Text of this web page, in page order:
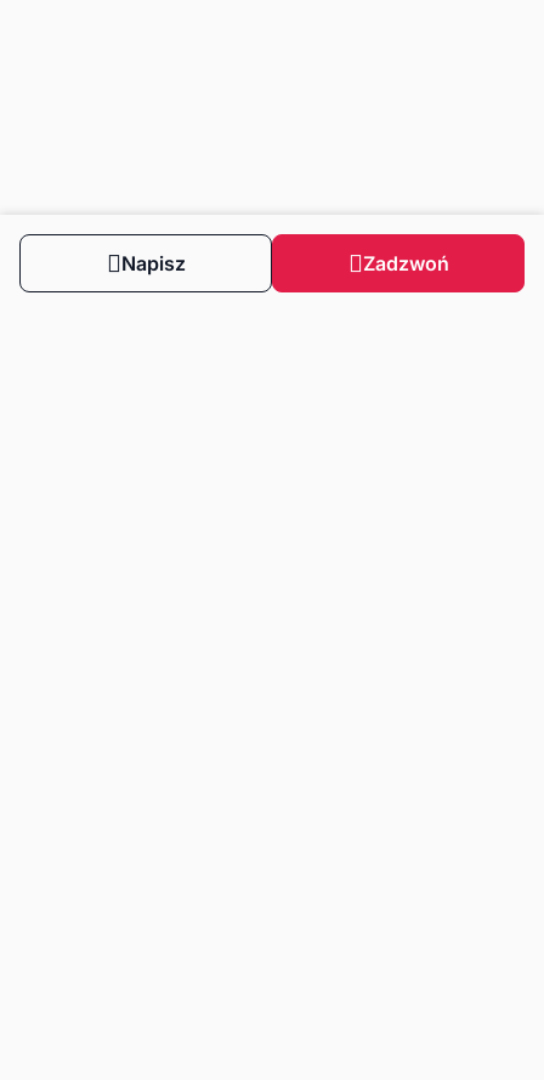
Zadzwoń
Napisz